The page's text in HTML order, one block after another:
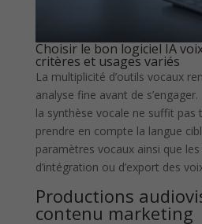
Choisir le bon logiciel IA
critères et usages variés
La multiplicité d’outils vocaux
analyse fine avant de
la synthèse vocale ne suffit pas
prendre en compte la langue
paramètres vocaux ainsi que
d’intégration ou d’export des
Productions
contenu marketing